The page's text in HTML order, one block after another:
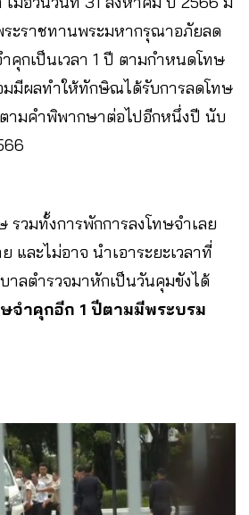
ระราชทานพระมหากรุณาอภัยลด
คุกเป็นเวลา 1 ปี ตามกำหนดโทษ
มีผลทำให้ทักษิณได้รับการลดโทษ
ามคำพิพากษาต่อไปอีกหนึ่งปี นับ
รวมทั้งการพักการลงโทษจำเลย
และไม่อาจ นำเอาระยะเวลาที่
าลตำรวจมาหักเป็นวันคุมขังได้
จำคุกอีก 1 ปีตามมีพระบรม